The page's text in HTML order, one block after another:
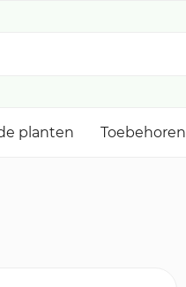
planten Toebehoren